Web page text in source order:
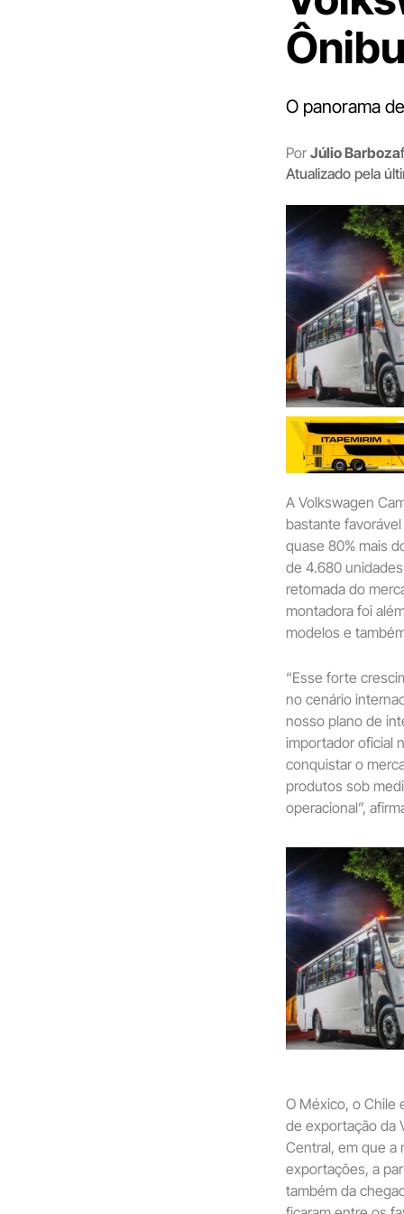
O panorama
Por Júlio Barboza
Atualizado pela
A Volkswagen
bastante
quase 80% mais
de 4.680
retomada do
montadora foi
modelos e
“Esse forte
no cenário
nosso plano de
importador oficial
conquistar o
produtos sob
operacional”,
O México, o Chile
de exportação da
Central, em que a
exportações, a
também da